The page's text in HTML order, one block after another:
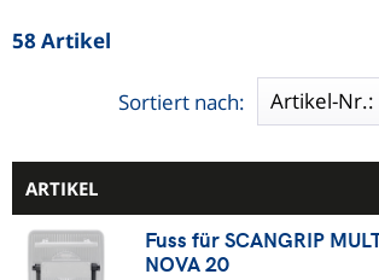
58 Artikel
Sortiert nach:
ARTIKEL
Fuss für SCANGRIP
NOVA 20